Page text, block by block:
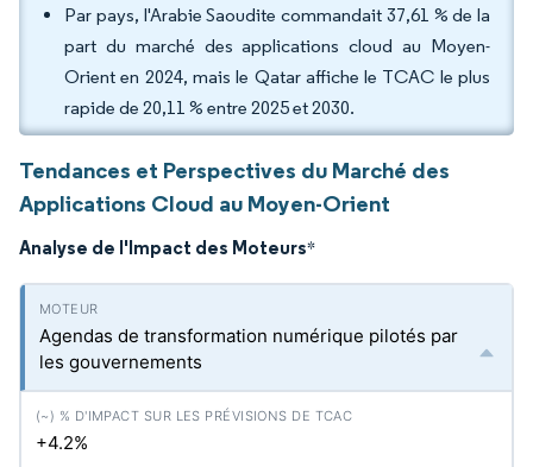
Par pays, l'Arabie Saoudite commandait 37,61 % de la
part du marché des applications cloud au Moyen-
Orient en 2024, mais le Qatar affiche le TCAC le plus
rapide de 20,11 % entre 2025 et 2030.
Tendances et Perspectives du Marché des
Applications Cloud au Moyen-Orient
Analyse de l'Impact des Moteurs*
Agendas de transformation numérique pilotés par
les gouvernements
+4.2%